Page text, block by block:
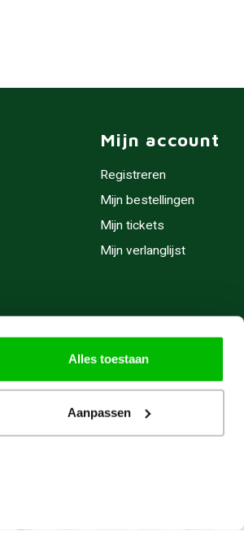
Alles toestaan
Aanpassen
Mijn account
Registreren
Mijn bestellingen
Mijn tickets
Mijn verlanglijst